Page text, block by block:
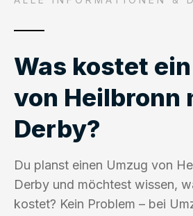
Was kostet
von Heilbronn
Derby?
Du planst einen Umzug von
Derby und möchtest wissen,
kostet? Kein Problem – bei